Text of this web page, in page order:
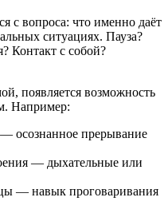
с вопроса: что именно даёт
ситуациях. Пауза?
Контакт с собой?
появляется возможность
Например:
осознанное прерывание
— дыхательные или
— навык проговаривания